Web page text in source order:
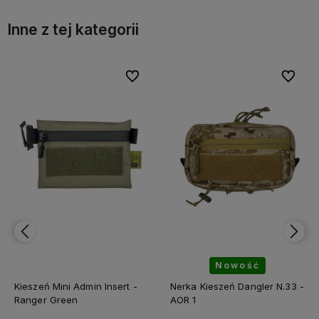
Inne z tej kategorii
Nerka Kieszeń Dangler N.33 -
AOR 1
Do ulubionych
Do ulubionych
Nerka Kieszeń Dangler N.33 -
Black
Do
Do